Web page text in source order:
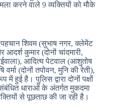
करने वाले 9 व्यक्तियों को मौके
शिवम (सुभाष नगर, क्लेमेंट
कुमार (दोनों चांदमारी,
आदित्य पेटवाल (आशुतोष
(दोनों तपोवन, मुनि की रेती),
हुई है। पुलिस द्वारा दोनों पक्षों
धाराओं के अंतर्गत मुकदमा
से पूछताछ की जा रही है।